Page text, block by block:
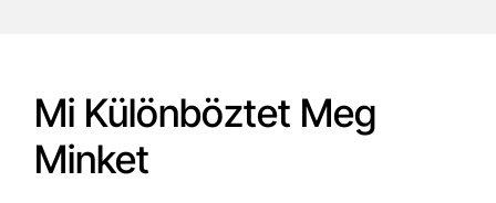
Mi Különböztet Meg
Minket